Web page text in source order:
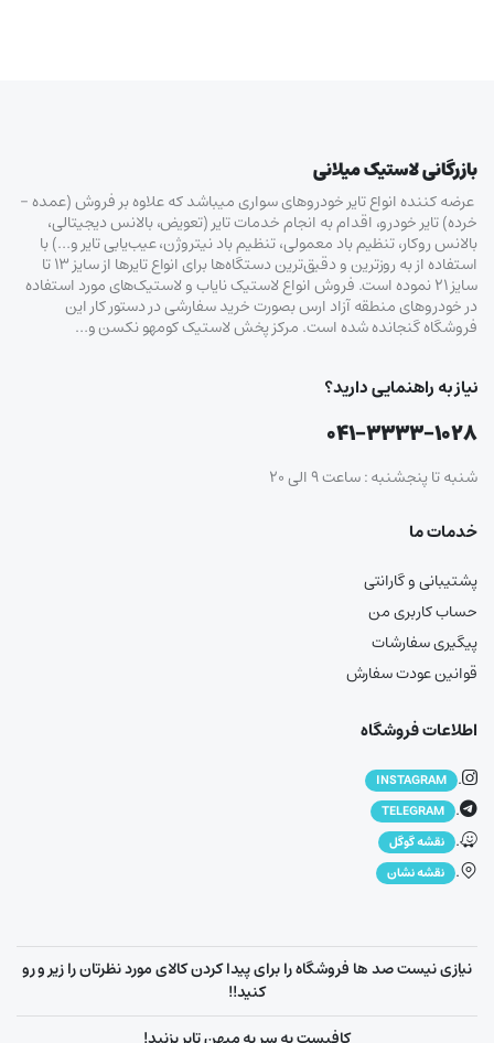
بازرگانی لاستیک میلانی
عرضه کننده انواع تایر خودروهای سواری میباشد که علاوه بر فروش (عمده –
خرده‌) تایر خودرو، اقدام به انجام خدمات تایر (تعویض، بالانس دیجیتالی،
بالانس روکار، تنظیم باد معمولی، تنظیم باد نیتروژن، عیب‌یابی تایر و…) با
استفاده از به روزترین و دقیق‌ترین دستگاه‌ها برای انواع تایرها از سایز ۱۳ تا
سایز ۲۱ نموده است. فروش انواع لاستیک‌ نایاب و لاستیک‌های مورد استفاده
در خودروهای منطقه آزاد ارس بصورت خرید سفارشی در دستور کار این
فروشگاه گنجانده شده است. مرکز پخش لاستیک کومهو نکسن و…
نیاز به راهنمایی دارید؟
۰۴۱-۳۳۳۳-۱۰۲۸
شنبه تا پنجشنبه : ساعت ۹ الی ۲۰
خدمات ما
پشتیبانی و گارانتی
حساب کاربری من
پیگیری سفارشات
قوانین عودت سفارش
اطلاعات فروشگاه
.
INSTAGRAM
.
TELEGRAM
. نقشه گوگل
. نقشه نشان
نیازی نیست صد ها فروشگاه را برای پیدا کردن کالای مورد نظرتان را زیر و رو
کنید!!